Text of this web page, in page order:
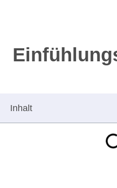
Inhalt